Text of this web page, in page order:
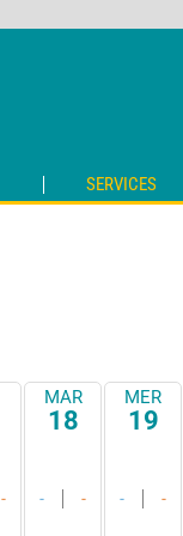
SERVICES
-
MAR
18
- -
MER
19
- -